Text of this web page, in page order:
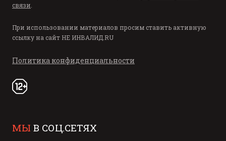
связи.
При использовании материалов просим ставить активную
ссылку на сайт НЕ ИНВАЛИД.RU
Политика конфиденциальности
МЫ В СОЦ.СЕТЯХ